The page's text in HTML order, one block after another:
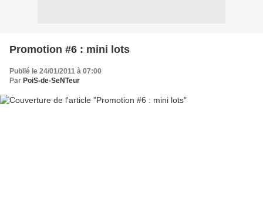
Promotion #6 : mini lots
Publié le 24/01/2011 à 07:00
Par PoiS-de-SeNTeur